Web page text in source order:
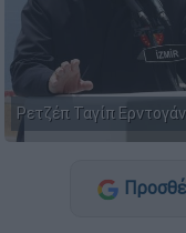
Ρετζέπ Ταγίπ